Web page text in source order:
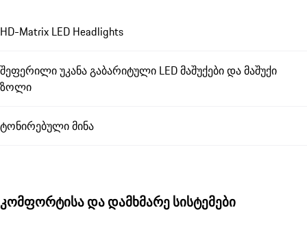
HD-Matrix LED Headlights
შეფერილი უკანა გაბარიტული LED მაშუქები და მაშუქი
ზოლი
ტონირებული მინა
კომფორტისა და დამხმარე სისტემები